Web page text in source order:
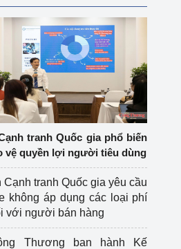
tranh Quốc gia phổ biến
vệ quyền lợi người tiêu dùng
Cạnh tranh Quốc gia yêu cầu
không áp dụng các loại phí
với người bán hàng
Thương ban hành Kế